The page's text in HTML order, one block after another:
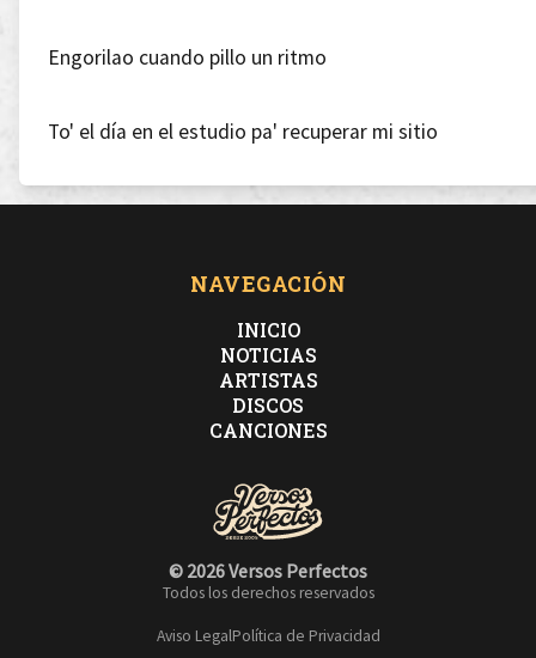
Engorilao cuando pillo un ritmo
To' el día en el estudio pa' recuperar mi sitio
tú tienes el tuyo, sudo de tu sitio.
Dueño de mis actos, mi camino recto
porque he roto el pacto con Mefisto
Me visto con la cabeza alta y los pies en la Tierra
jugando mi baza alerta.
NAVEGACIÓN
INICIO
NOTICIAS
ARTISTAS
DISCOS
CANCIONES
© 2026 Versos Perfectos
Todos los derechos reservados
Aviso LegalPolítica de Privacidad